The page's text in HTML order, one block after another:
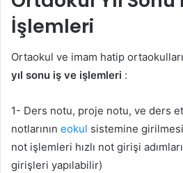
İşlemleri
Ortaokul ve imam hatip
yıl sonu iş ve işlemleri :
1- Ders notu, proje notu, ve ders
notlarının eokul sistemine
not işlemleri hızlı not girişi
girişleri yapılabilir)